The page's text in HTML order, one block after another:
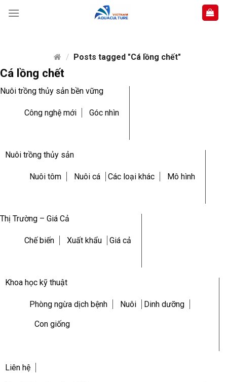
/ Posts tagged "Cá lồng chết"
Cá lồng chết
Nuôi trồng thủy sản bền vững
Công nghệ mới Góc nhìn
Nuôi trồng thủy sản
Nuôi tôm Nuôi cá Các loại khác Mô hình
Thị Trường – Giá Cả
Chế biến Xuất khẩu Giá cả
Khoa học kỹ thuật
Phòng ngừa dịch bệnh Nuôi Dinh dưỡng
Con giống
Liên hệ